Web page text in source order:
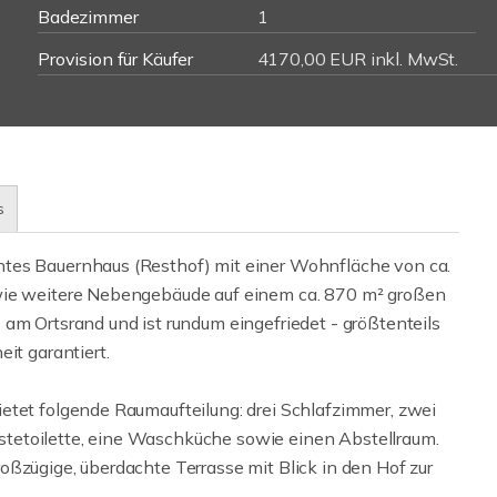
Badezimmer
1
Provision für Käufer
4170,00 EUR inkl. MwSt.
Bauernhaus (Resthof) mit einer Wohnfläche von ca.
weitere Nebengebäude auf einem ca. 870 m² großen
Ortsrand und ist rundum eingefriedet - größtenteils
garantiert.
folgende Raumaufteilung: drei Schlafzimmer, zwei
eine Waschküche sowie einen Abstellraum.
überdachte Terrasse mit Blick in den Hof zur